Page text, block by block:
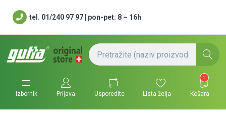
tel. 01/240 97 97 | pon-pet: 8 – 16h
Izbornik Prijava Usporedite Lista želja
1
Košara